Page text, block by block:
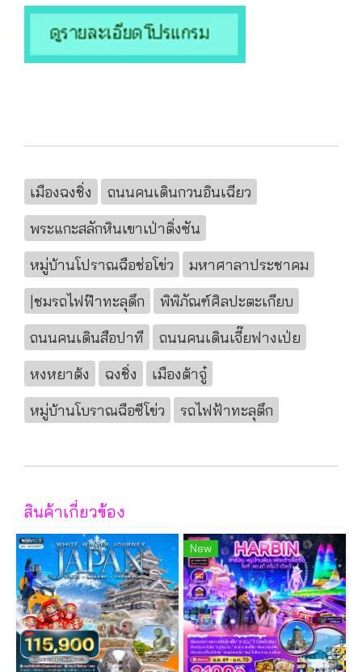
เมืองฉงชิ่ง
ถนนคนเดินกวนอินเฉียว
พระแกะสลักหินเขาเป่าติ่งซัน
หมู่บ้านโปราณฉือช่อโข่ว
มหาศาลาประชาคม
|ชมรถไฟฟ๊าทะลุดึก
พิพิภัณฑ์ศิลปะตะเกียบ
ถนนคนเดินสือปาที
ถนนคนเดินเจี๊ยฟางเป่ย
หงหยาต้ง
ฉงชิ่ง
เมืองต้าจู๋
หมู่บ้านโบราณฉือซีโข่ว
รถไฟฟ้าทะลุตึก
สินค้าเกี่ยวข้อง
New